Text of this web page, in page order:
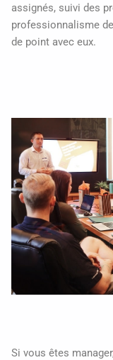
assignés, suivi des
professionnalisme
de point avec eux.
Si vous êtes